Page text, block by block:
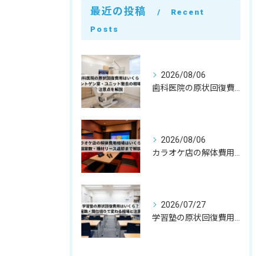
最近の投稿
Recent
Posts
2026/08/06
2026/08/06
2026/07/27